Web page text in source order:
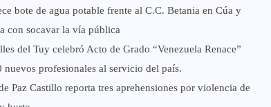
bote de agua potable frente al C.C. Betania en Cúa y
con socavar la vía pública
del Tuy celebró Acto de Grado “Venezuela Renace”
nuevos profesionales al servicio del país.
Paz Castillo reporta tres aprehensiones por violencia de